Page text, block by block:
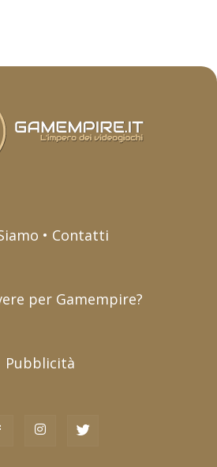
• Contatti
per Gamempire?
Pubblicità